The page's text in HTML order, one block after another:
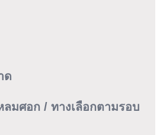
ด
ลมศอก / ทางเลือกตามรอบ